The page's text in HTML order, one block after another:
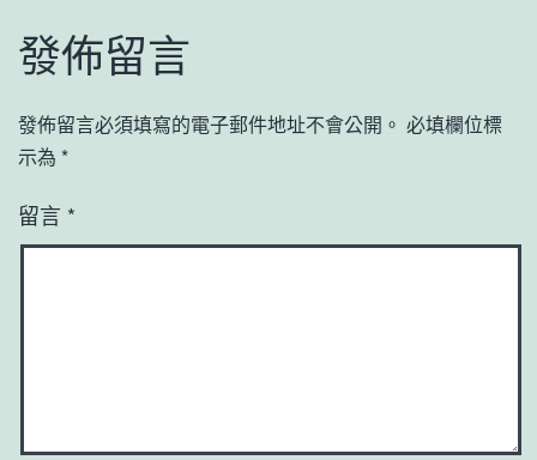
發佈留言
發佈留言必須填寫的電子郵件地址不會公開。 必填欄位標
示為 *
留言 *